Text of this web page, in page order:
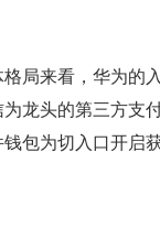
局来看，华为的
龙头的第三方支
包为切入口开启